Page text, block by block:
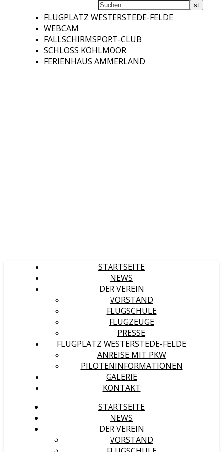
FLUGPLATZ WESTERSTEDE-FELDE
WEBCAM
FALLSCHIRMSPORT-CLUB
SCHLOSS KÖHLMOOR
FERIENHAUS AMMERLAND
Fliegerclub
STARTSEITE
NEWS
DER VEREIN
VORSTAND
FLUGSCHULE
FLUGZEUGE
PRESSE
FLUGPLATZ WESTERSTEDE-FELDE
ANREISE MIT PKW
PILOTENINFORMATIONEN
GALERIE
KONTAKT
STARTSEITE
NEWS
DER VEREIN
VORSTAND